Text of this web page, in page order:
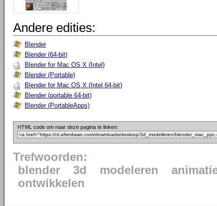
Andere edities:
Blender
Blender (64-bit)
Blender for Mac OS X (Intel)
Blender (Portable)
Blender for Mac OS X (Intel 64-bit)
Blender (portable 64-bit)
Blender (PortableApps)
HTML code om naar deze pagina te linken:
Trefwoorden:
blender
3d modeleren
ontwikkelen